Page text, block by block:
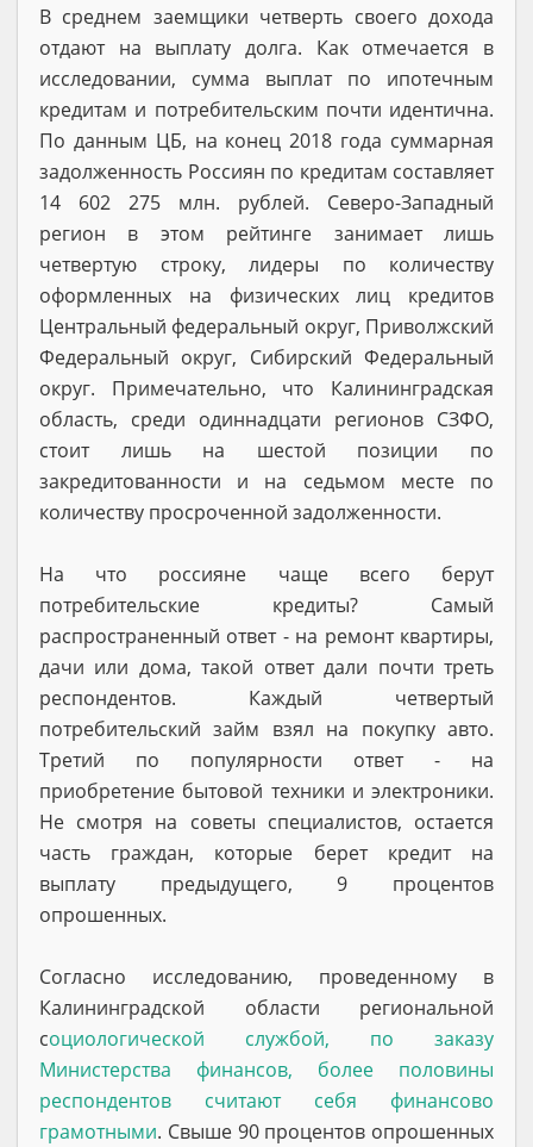
В среднем заемщики четверть своего дохода
отдают на выплату долга. Как отмечается в
исследовании, сумма выплат по ипотечным
кредитам и потребительским почти идентична.
По данным ЦБ, на конец 2018 года суммарная
задолженность Россиян по кредитам составляет
14 602 275 млн. рублей. Северо-Западный
регион в этом рейтинге занимает лишь
четвертую строку, лидеры по количеству
оформленных на физических лиц кредитов
Центральный федеральный округ, Приволжский
Федеральный округ, Сибирский Федеральный
округ. Примечательно, что Калининградская
область, среди одиннадцати регионов СЗФО,
стоит лишь на шестой позиции по
закредитованности и на седьмом месте по
количеству просроченной задолженности.
На что россияне чаще всего берут
потребительские кредиты? Самый
распространенный ответ - на ремонт квартиры,
дачи или дома, такой ответ дали почти треть
респондентов. Каждый четвертый
потребительский займ взял на покупку авто.
Третий по популярности ответ - на
приобретение бытовой техники и электроники.
Не смотря на советы специалистов, остается
часть граждан, которые берет кредит на
выплату предыдущего, 9 процентов
опрошенных.
Согласно исследованию, проведенному в
Калининградской области региональной
социологической службой, по заказу
Министерства финансов, более половины
респондентов считают себя финансово
грамотными. Свыше 90 процентов опрошенных